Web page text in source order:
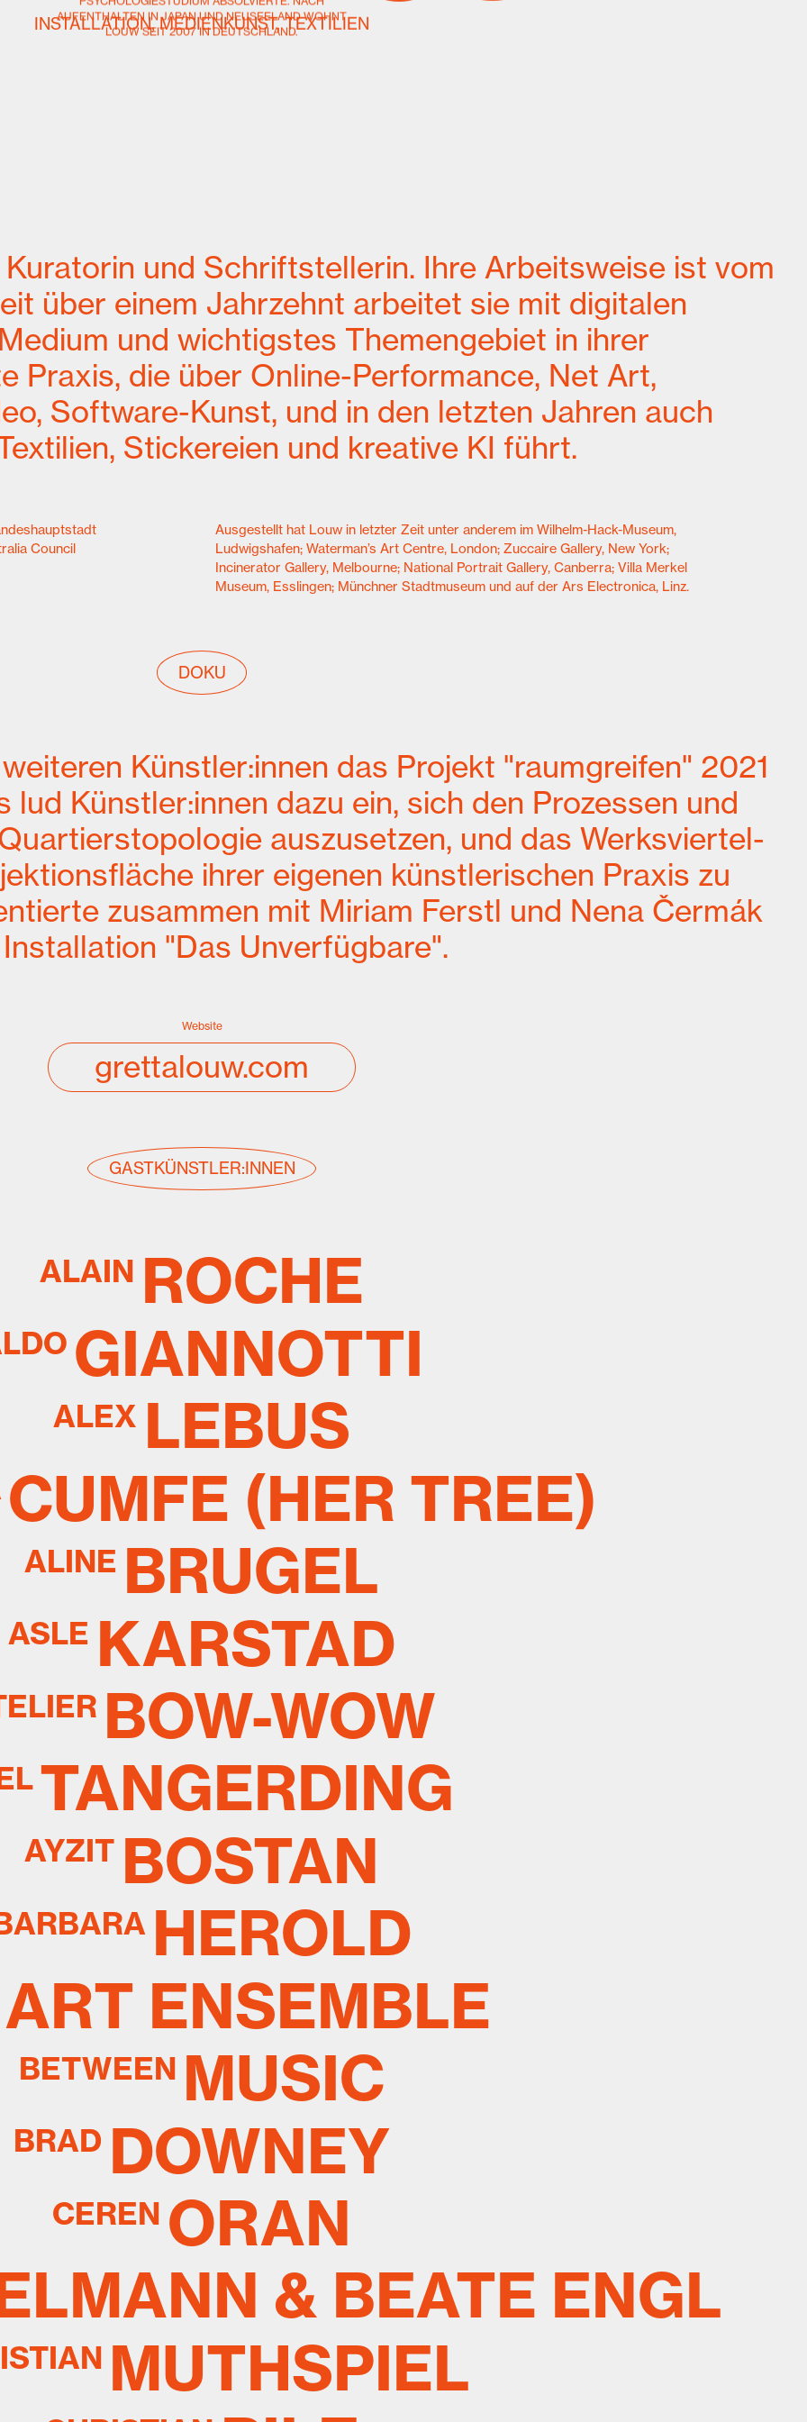
INSTALLATION, MEDIENKUNST, TEXTILIEN
AUFENTHALTEN IN JAPAN UND NEUSEELAND WOHNT
LOUW SEIT 2007 IN DEUTSCHLAND.
und Schriftstellerin. Ihre Arbeitsweise ist vom
über einem Jahrzehnt arbeitet sie mit digitalen
und wichtigstes Themengebiet in ihrer
Praxis, die über Online-Performance, Net Art,
Software-Kunst, und in den letzten Jahren auch
Stickereien und kreative KI führt.
Council
Ausgestellt hat Louw in letzter Zeit unter anderem im Wilhelm-Hack-Museum,
Ludwigshafen; Waterman’s Art Centre, London; Zuccaire Gallery, New York;
Incinerator Gallery, Melbourne; National Portrait Gallery, Canberra; Villa Merkel
Museum, Esslingen; Münchner Stadtmuseum und auf der Ars Electronica, Linz.
DOKU
Künstler:innen das Projekt "raumgreifen" 2021
lud Künstler:innen dazu ein, sich den Prozessen und
auszusetzen, und das Werksviertel-
ihrer eigenen künstlerischen Praxis zu
zusammen mit Miriam Ferstl und Nena Čermák
"Das Unverfügbare".
Website
grettalouw.com
GASTKÜNSTLER:INNEN
ALAINROCHE
GIANNOTTI
ALEXLEBUS
(HER TREE)
ALINEBRUGEL
ASLEKARSTAD
BOW-WOW
TANGERDING
AYZITBOSTAN
HEROLD
ENSEMBLE
BETWEENMUSIC
BRADDOWNEY
CERENORAN
& BEATE ENGL
MUTHSPIEL